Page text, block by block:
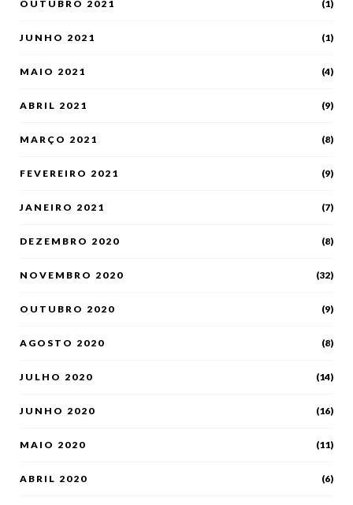
OUTUBRO 2021 (1)
JUNHO 2021 (1)
MAIO 2021 (4)
ABRIL 2021 (9)
MARÇO 2021 (8)
FEVEREIRO 2021 (9)
JANEIRO 2021 (7)
DEZEMBRO 2020 (8)
NOVEMBRO 2020 (32)
OUTUBRO 2020 (9)
AGOSTO 2020 (8)
JULHO 2020 (14)
JUNHO 2020 (16)
MAIO 2020 (11)
ABRIL 2020 (6)